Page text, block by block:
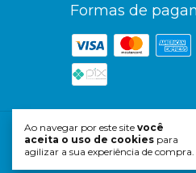
Ao navegar por este site você
aceita o uso de cookies para
agilizar a sua experiência de compra.
Formas de
Suspensórios Largo -
©2026. TieBox Gravatas -